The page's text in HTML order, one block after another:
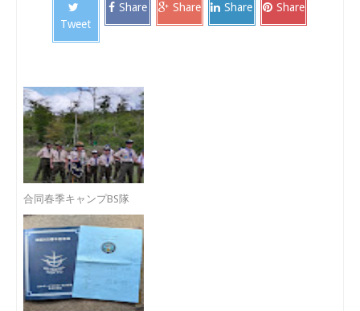
Tweet
Share Share Share Share
合同春季キャンプBS隊